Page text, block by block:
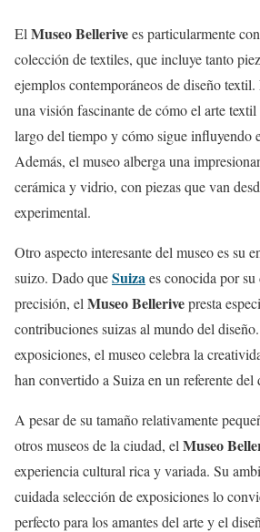
El Museo Bellerivees particularmente
colección de textiles, que incluye tanto
ejemplos contemporáneos de diseño
una visión fascinante de cómo el arte
largo del tiempo y cómo sigue influyendo
Además, el museo alberga una
cerámica y vidrio, con piezas que van
experimental.
Otro aspecto interesante del museo es su
suizo. Dado queSuiza es conocida por
precisión, el Museo Bellerivepresta
contribuciones suizas al mundo del
exposiciones, el museo celebra la
han convertido a Suiza en un referente del
A pesar de su tamaño relativamente
otros museos de la ciudad, el Museo
experiencia cultural rica y variada. Su
cuidada selección de exposiciones lo
perfecto para los amantes del arte y el